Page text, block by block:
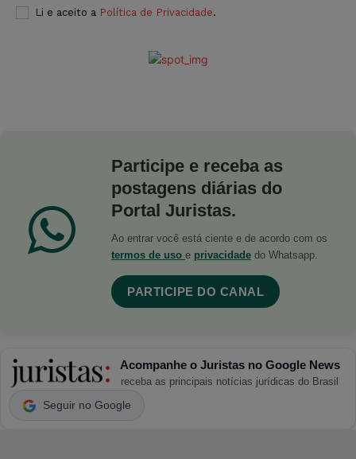
Li e aceito a Política de Privacidade.
Participe e receba as
postagens diárias do
Portal Juristas.
Ao entrar você está ciente e de acordo com os
termos de uso e privacidade do Whatsapp.
PARTICIPE DO CANAL
Acompanhe o Juristas no Google News
receba as principais notícias jurídicas do Brasil
Seguir no Google